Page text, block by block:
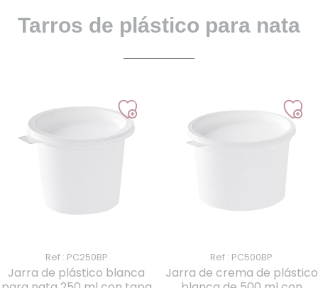
Tarros de plástico para nata
Ref : PC250BP
Jarra de plástico blanca
Ref : PC500BP
Jarra de crema de plástico